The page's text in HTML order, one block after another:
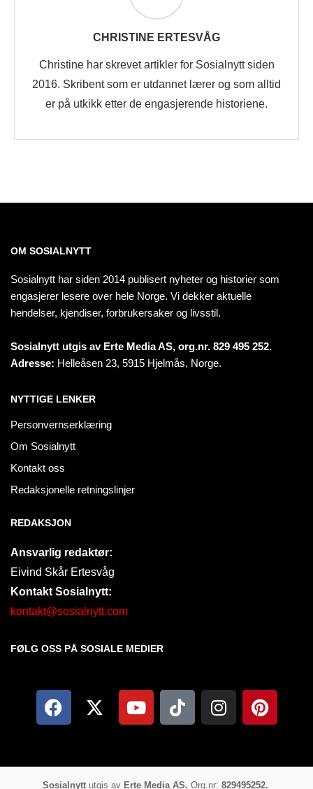
CHRISTINE ERTESVÅG
Christine har skrevet artikler for Sosialnytt siden
2016. Skribent som er utdannet lærer og som alltid
er på utkikk etter de engasjerende historiene.
OM SOSIALNYTT
Sosialnytt har siden 2014 publisert nyheter og historier som
engasjerer lesere over hele Norge. Vi dekker aktuelle
hendelser, kjendiser, forbrukersaker og livsstil.
Sosialnytt utgis av Erte Media AS, org.nr. 829 495 252.
Adresse: Helleåsen 23, 5915 Hjelmås, Norge.
NYTTIGE LENKER
Personvernserklæring
Om Sosialnytt
Kontakt oss
Redaksjonelle retningslinjer
REDAKSJON
Ansvarlig redaktør:
Eivind Skår Ertesvåg
Kontakt Sosialnytt:
kontakt@sosialnytt.com
FØLG OSS PÅ SOSIALE MEDIER​
Sosialnyttutgis av Erte Media AS. Org.nr: 829495252.